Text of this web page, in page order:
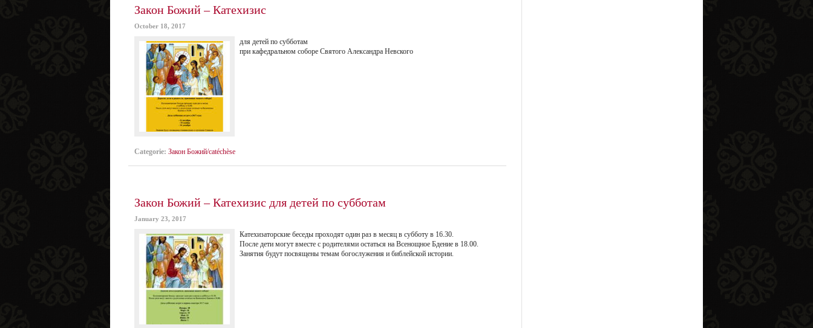
Закон Божий – Катехизис
October 18, 2017
для детей по субботам
при кафедральном соборе Святого Александра Невского
Categorie: Закон Божий/catéchèse
Закон Божий – Катехизис для детей по субботам
January 23, 2017
Катехизаторские беседы проходят один раз в месяц в субботу в 16.30.
После дети могут вместе с родителями остаться на Всенощное Бдение в 18.00.
Занятия будут посвящены темам богослужения и библейской истории.